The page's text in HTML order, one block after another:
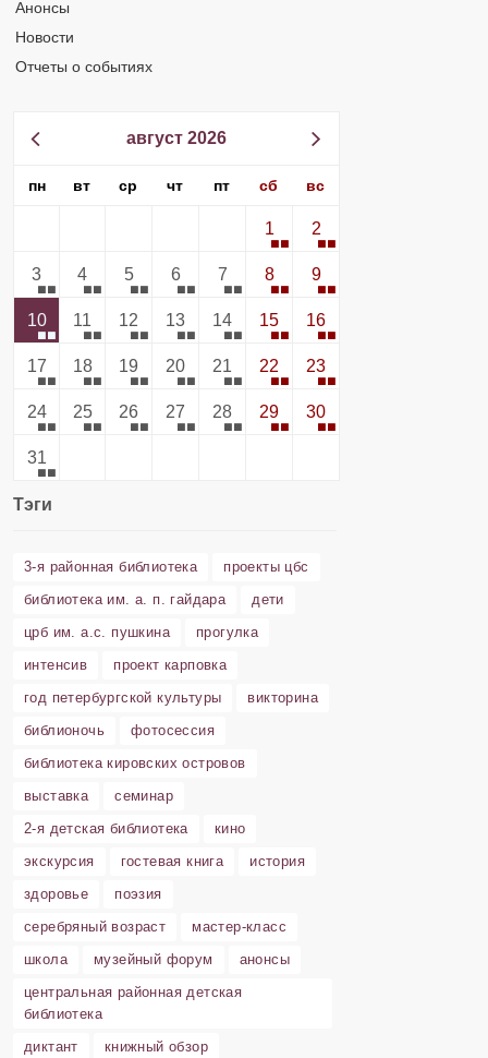
Анонсы
Новости
Отчеты о событиях
август 2026
пн вт ср чт пт сб вс
1 2
3 4 5 6 7 8 9
10 11 12 13 14 15 16
17 18 19 20 21 22 23
24 25 26 27 28 29 30
31
Тэги
3-я районная библиотека
проекты цбс
библиотека им. а. п. гайдара
дети
црб им. а.с. пушкина
прогулка
интенсив
проект карповка
год петербургской культуры
викторина
библионочь
фотосессия
библиотека кировских островов
выставка
семинар
2-я детская библиотека
кино
экскурсия
гостевая книга
история
здоровье
поэзия
серебряный возраст
мастер-класс
школа
музейный форум
анонсы
центральная районная детская
библиотека
диктант
книжный обзор